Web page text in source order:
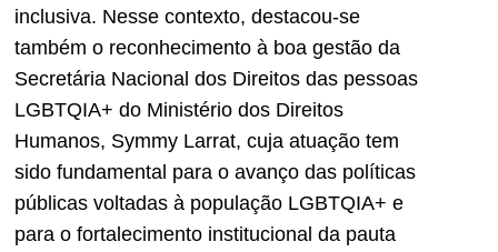
inclusiva. Nesse contexto, destacou-se
também o reconhecimento à boa gestão da
Secretária Nacional dos Direitos das pessoas
LGBTQIA+ do Ministério dos Direitos
Humanos, Symmy Larrat, cuja atuação tem
sido fundamental para o avanço das políticas
públicas voltadas à população LGBTQIA+ e
para o fortalecimento institucional da pauta